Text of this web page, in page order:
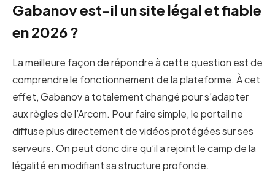
Gabanov est-il un site légal et fiable
en 2026 ?
La meilleure façon de répondre à cette question est de
comprendre le fonctionnement de la plateforme. À cet
effet, Gabanov a totalement changé pour s’adapter
aux règles de l’Arcom. Pour faire simple, le portail ne
diffuse plus directement de vidéos protégées sur ses
serveurs. On peut donc dire qu’il a rejoint le camp de la
légalité en modifiant sa structure profonde.